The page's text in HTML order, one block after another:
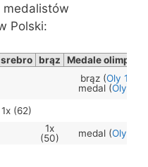
medalistów
Polski:
srebro brąz Medale
brąz (Oly 13
medal (Oly 19
1x (62)
1x
(50)
medal (Oly 19